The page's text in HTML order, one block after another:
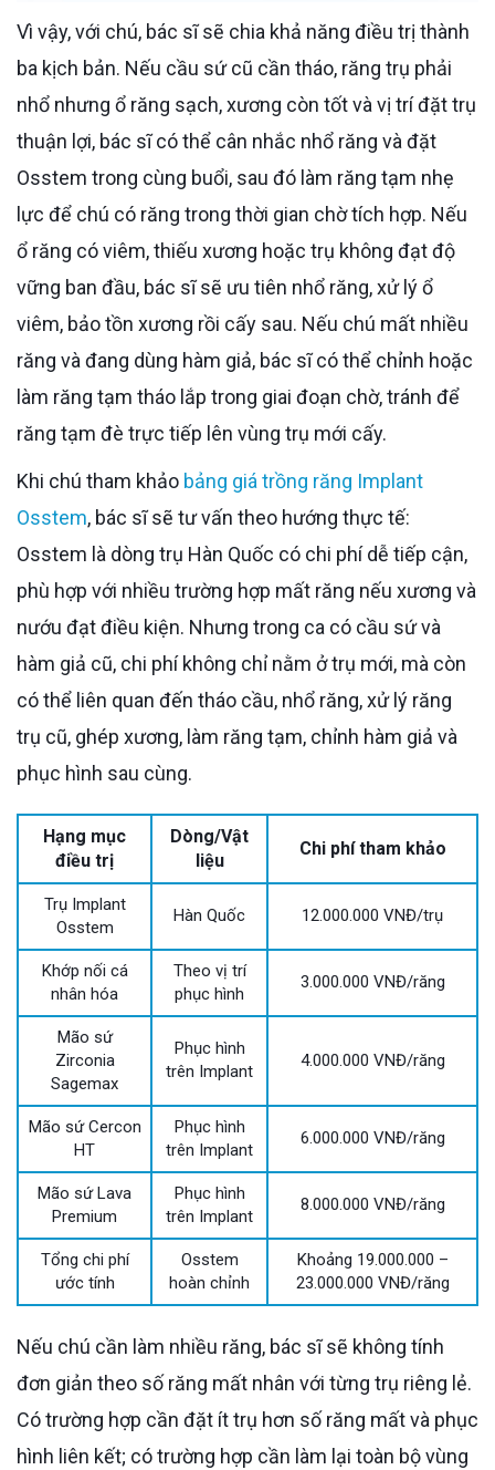
Vì vậy, với chú, bác sĩ sẽ chia khả năng điều trị thành
ba kịch bản. Nếu cầu sứ cũ cần tháo, răng trụ phải
nhổ nhưng ổ răng sạch, xương còn tốt và vị trí đặt trụ
thuận lợi, bác sĩ có thể cân nhắc nhổ răng và đặt
Osstem trong cùng buổi, sau đó làm răng tạm nhẹ
lực để chú có răng trong thời gian chờ tích hợp. Nếu
ổ răng có viêm, thiếu xương hoặc trụ không đạt độ
vững ban đầu, bác sĩ sẽ ưu tiên nhổ răng, xử lý ổ
viêm, bảo tồn xương rồi cấy sau. Nếu chú mất nhiều
răng và đang dùng hàm giả, bác sĩ có thể chỉnh hoặc
làm răng tạm tháo lắp trong giai đoạn chờ, tránh để
răng tạm đè trực tiếp lên vùng trụ mới cấy.
Khi chú tham khảo bảng giá trồng răng Implant
Osstem, bác sĩ sẽ tư vấn theo hướng thực tế:
Osstem là dòng trụ Hàn Quốc có chi phí dễ tiếp cận,
phù hợp với nhiều trường hợp mất răng nếu xương và
nướu đạt điều kiện. Nhưng trong ca có cầu sứ và
hàm giả cũ, chi phí không chỉ nằm ở trụ mới, mà còn
có thể liên quan đến tháo cầu, nhổ răng, xử lý răng
trụ cũ, ghép xương, làm răng tạm, chỉnh hàm giả và
phục hình sau cùng.
Hạng mục
điều trị
Dòng/Vật
liệu
Chi phí tham khảo
Trụ Implant
Osstem
Hàn Quốc 12.000.000 VNĐ/trụ
Khớp nối cá
nhân hóa
Theo vị trí
phục hình
3.000.000 VNĐ/răng
Mão sứ
Zirconia
Sagemax
Phục hình
trên Implant
4.000.000 VNĐ/răng
Mão sứ Cercon
HT
Phục hình
trên Implant
6.000.000 VNĐ/răng
Mão sứ Lava
Premium
Phục hình
trên Implant
8.000.000 VNĐ/răng
Tổng chi phí
ước tính
Osstem
hoàn chỉnh
Khoảng 19.000.000 –
23.000.000 VNĐ/răng
Nếu chú cần làm nhiều răng, bác sĩ sẽ không tính
đơn giản theo số răng mất nhân với từng trụ riêng lẻ.
Có trường hợp cần đặt ít trụ hơn số răng mất và phục
hình liên kết; có trường hợp cần làm lại toàn bộ vùng